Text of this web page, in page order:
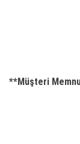
**Müşteri